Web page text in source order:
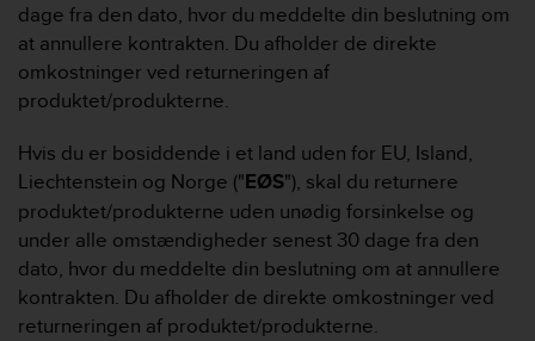
dage fra den dato, hvor du meddelte din beslutning om
at annullere kontrakten. Du afholder de direkte
omkostninger ved returneringen af
produktet/produkterne.
Hvis du er bosiddende i et land uden for EU, Island,
Liechtenstein og Norge ("EØS"), skal du returnere
produktet/produkterne uden unødig forsinkelse og
under alle omstændigheder senest 30 dage fra den
dato, hvor du meddelte din beslutning om at annullere
kontrakten. Du afholder de direkte omkostninger ved
returneringen af produktet/produkterne.